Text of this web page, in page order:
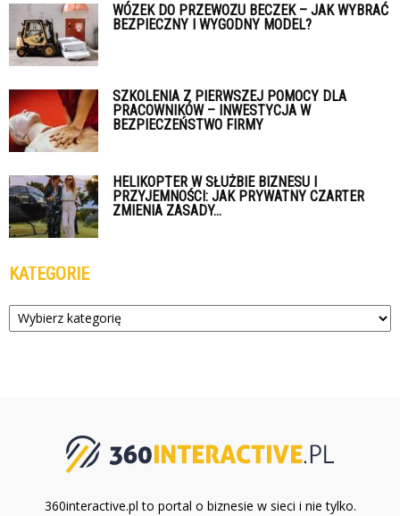
WÓZEK DO PRZEWOZU BECZEK – JAK WYBRAĆ
BEZPIECZNY I WYGODNY MODEL?
SZKOLENIA Z PIERWSZEJ POMOCY DLA
PRACOWNIKÓW – INWESTYCJA W
BEZPIECZEŃSTWO FIRMY
HELIKOPTER W SŁUŻBIE BIZNESU I
PRZYJEMNOŚCI: JAK PRYWATNY CZARTER
ZMIENIA ZASADY...
KATEGORIE
Kategorie
360interactive.pl to portal o biznesie w sieci i nie tylko.